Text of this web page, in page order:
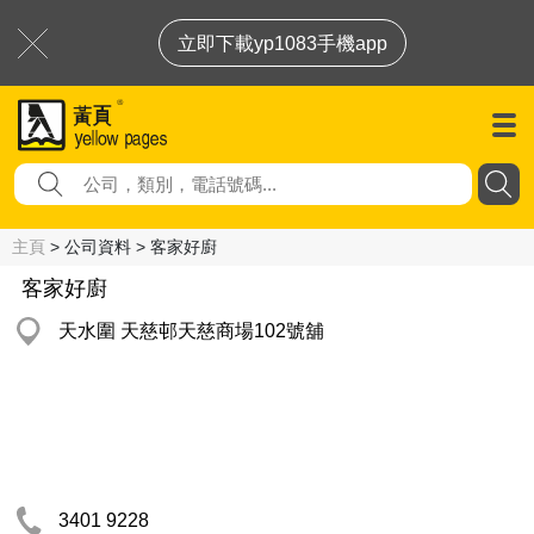
立即下載yp1083手機app
主頁 > 公司資料 > 客家好廚
客家好廚
天水圍 天慈邨天慈商場102號舖
3401 9228